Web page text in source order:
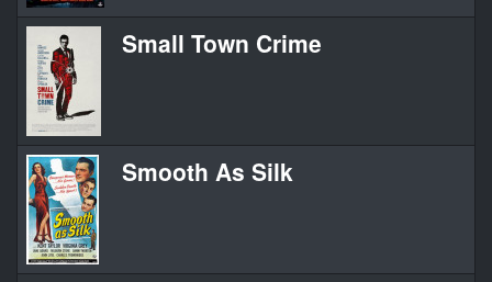
Small Town Crime
Smooth As Silk